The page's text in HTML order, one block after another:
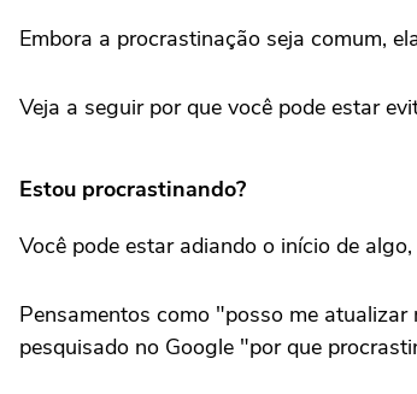
Embora a procrastinação seja comum,
Veja a seguir por que você pode estar
Estou procrastinando?
Você pode estar adiando o início de
Pensamentos como "posso me
pesquisado no Google "por que